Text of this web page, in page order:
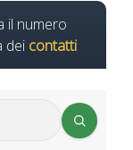
il numero
dei contatti